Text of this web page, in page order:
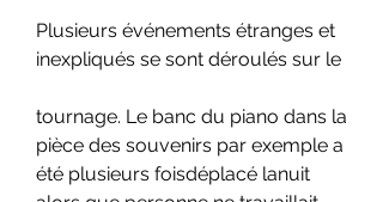
Plusieurs événements étranges et
inexpliqués se sont déroulés sur le
tournage. Le banc du piano dans la
pièce des souvenirs par exemple a
été plusieurs foisdéplacé lanuit